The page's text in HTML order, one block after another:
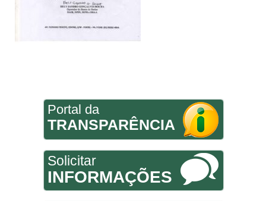
Portal da
TRANSPARÊNCIA
Solicitar
INFORMAÇÕES